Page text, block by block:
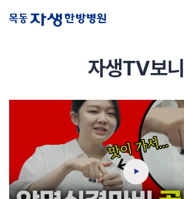
#초음파약침 #척추압박골절
#교통사고후유증 #허리디스크
#추나요법
자생TV보니